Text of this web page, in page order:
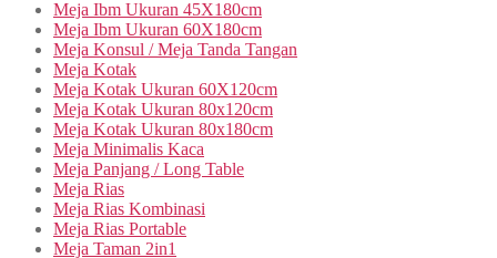
Meja Ibm Ukuran 45X180cm
Meja Ibm Ukuran 60X180cm
Meja Konsul / Meja Tanda Tangan
Meja Kotak
Meja Kotak Ukuran 60X120cm
Meja Kotak Ukuran 80x120cm
Meja Kotak Ukuran 80x180cm
Meja Minimalis Kaca
Meja Panjang / Long Table
Meja Rias
Meja Rias Kombinasi
Meja Rias Portable
Meja Taman 2in1